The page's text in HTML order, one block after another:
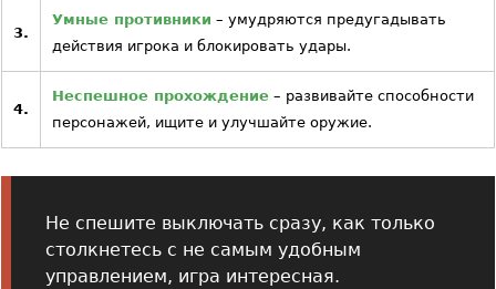
3.
Умные противники – умудряются предугадывать
действия игрока и блокировать удары.
4.
Неспешное прохождение – развивайте способности
персонажей, ищите и улучшайте оружие.
Не спешите выключать сразу, как только
столкнетесь с не самым удобным
управлением, игра интересная.